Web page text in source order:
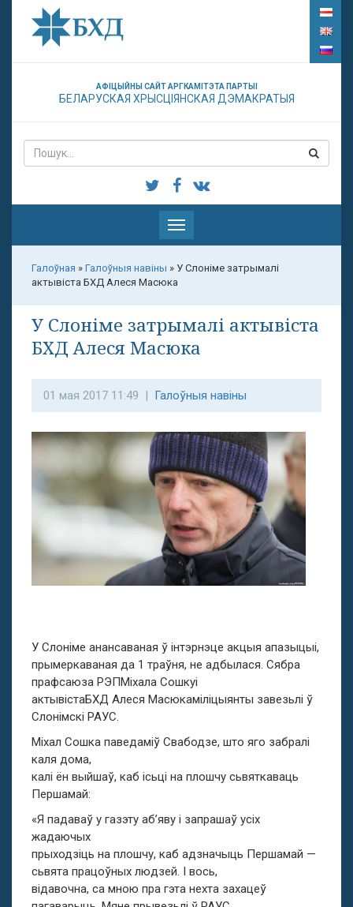
АФІЦЫЙНЫ САЙТ АРГКАМІТЭТА ПАРТЫІ
БЕЛАРУСКАЯ ХРЫСЦІЯНСКАЯ ДЭМАКРАТЫЯ
Паказаць
меню
Галоўная » Галоўныя навіны » У Слоніме затрымалі
актывіста БХД Алеся Масюка
У Слоніме затрымалі актывіста
БХД Алеся Масюка
01 мая 2017 11:49 | Галоўныя навіны
У Слоніме анансаваная ў інтэрнэце акцыя апазыцыі,
прымеркаваная да 1 траўня, не адбылася. Сябра
прафсаюза РЭПМіхала Сошкуі
актывістаБХД Алеся Масюкаміліцыянты завезьлі ў
Слонімскі РАУС.
Міхал Сошка паведаміў Свабодзе, што яго забралі
каля дома,
калі ён выйшаў, каб ісьці на плошчу сьвяткаваць
Першамай:
«Я падаваў у газэту аб’яву і запрашаў усіх
жадаючых
прыходзіць на плошчу, каб адзначыць Першамай —
сьвята працоўных людзей. І вось,
відавочна, са мною пра гэта нехта захацеў